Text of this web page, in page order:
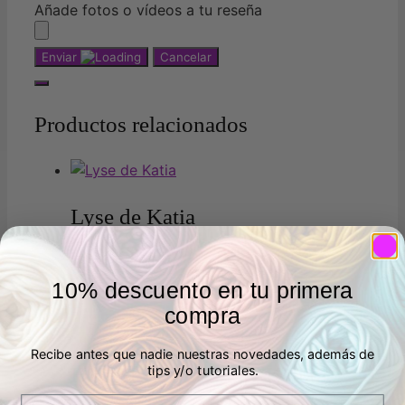
Añade fotos o vídeos a tu reseña
Enviar Cancelar
Productos relacionados
Lyse de Katia
6,95 € IVA Incluído
en stock
Seleccionar opciones Este
producto
tiene
múltiples
variantes.
Hilo Menfis color de Katia
10% descuento en tu primera
compra
Recibe antes que nadie nuestras novedades, además de
tips y/o tutoriales.
Email